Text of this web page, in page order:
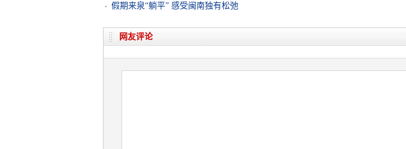
假期来泉“躺平” 感受闽南独有松弛
网友评论